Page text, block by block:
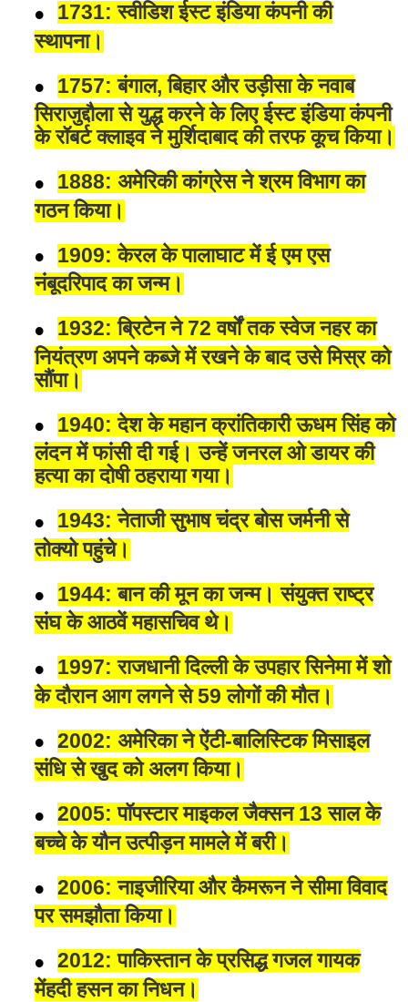
1731: स्वीडिश ईस्ट इंडिया कंपनी की
स्थापना।
1757: बंगाल, बिहार और उड़ीसा के नवाब
सिराजुद्दौला से युद्ध करने के लिए ईस्ट इंडिया कंपनी
के रॉबर्ट क्लाइव ने मुर्शिदाबाद की तरफ कूच किया।
1888: अमेरिकी कांग्रेस ने श्रम विभाग का
गठन किया।
1909: केरल के पालाघाट में ई एम एस
नंबूदरिपाद का जन्म।
1932: ब्रिटेन ने 72 वर्षों तक स्वेज नहर का
नियंत्रण अपने कब्जे में रखने के बाद उसे मिस्र को
सौंपा।
1940: देश के महान क्रांतिकारी ऊधम सिंह को
लंदन में फांसी दी गई। उन्हें जनरल ओ डायर की
हत्या का दोषी ठहराया गया।
1943: नेताजी सुभाष चंद्र बोस जर्मनी से
तोक्यो पहुंचे।
1944: बान की मून का जन्म। संयुक्त राष्ट्र
संघ के आठवें महासचिव थे।
1997: राजधानी दिल्ली के उपहार सिनेमा में शो
के दौरान आग लगने से 59 लोगों की मौत।
2002: अमेरिका ने ऐंटी-बालिस्टिक मिसाइल
संधि से खुद को अलग किया।
2005: पॉपस्टार माइकल जैक्सन 13 साल के
बच्चे के यौन उत्पीड़न मामले में बरी।
2006: नाइजीरिया और कैमरून ने सीमा विवाद
पर समझौता किया।
2012: पाकिस्तान के प्रसिद्ध गजल गायक
मेंहदी हसन का निधन।